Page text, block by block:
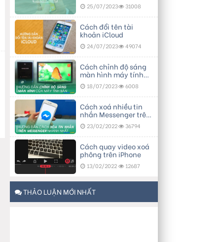
25/07/2023 31008
Cách đổi tên tài
khoản iCloud
24/07/2023 49074
Cách chỉnh độ sáng
màn hình máy tính
bàn18/07/2023 6008
Cách xoá nhiều tin
nhắn Messenger trên
điện thoại
23/02/2022 36794
Cách quay video xoá
phông trên iPhone
13/02/2022 12687
THẢO LUẬN MỚI NHẤT